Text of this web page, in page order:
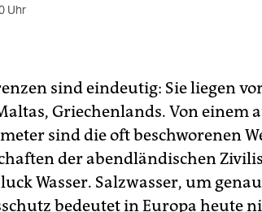
Uhr
sind eindeutig: Sie liegen
Griechenlands. Von einem
sind die oft beschworenen
der abendländischen
Wasser. Salzwasser, um
bedeutet in Europa heute